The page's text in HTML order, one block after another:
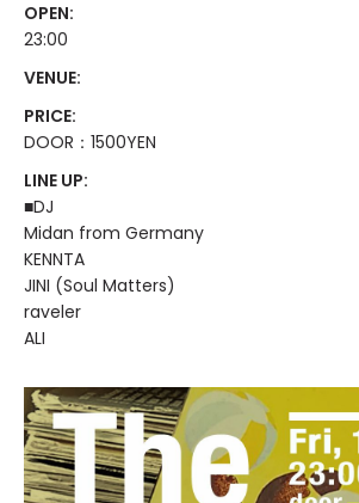
OPEN:
23:00
VENUE:
PRICE:
DOOR：1500YEN
LINE UP:
■DJ
Midan from Germany
KENNTA
JINI (Soul Matters)
raveler
ALI